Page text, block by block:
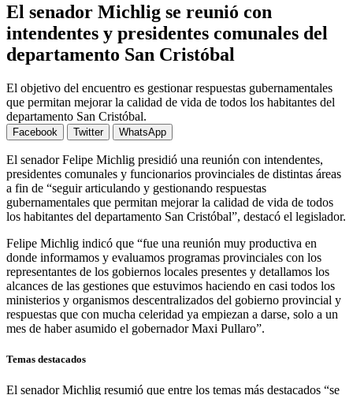
El senador Michlig se reunió con
intendentes y presidentes comunales del
departamento San Cristóbal
El objetivo del encuentro es gestionar respuestas gubernamentales
que permitan mejorar la calidad de vida de todos los habitantes del
departamento San Cristóbal.
Facebook Twitter WhatsApp
El senador Felipe Michlig presidió una reunión con intendentes,
presidentes comunales y funcionarios provinciales de distintas áreas
a fin de “seguir articulando y gestionando respuestas
gubernamentales que permitan mejorar la calidad de vida de todos
los habitantes del departamento San Cristóbal”, destacó el legislador.
Felipe Michlig indicó que “fue una reunión muy productiva en
donde informamos y evaluamos programas provinciales con los
representantes de los gobiernos locales presentes y detallamos los
alcances de las gestiones que estuvimos haciendo en casi todos los
ministerios y organismos descentralizados del gobierno provincial y
respuestas que con mucha celeridad ya empiezan a darse, solo a un
mes de haber asumido el gobernador Maxi Pullaro”.
Temas destacados
El senador Michlig resumió que entre los temas más destacados “se